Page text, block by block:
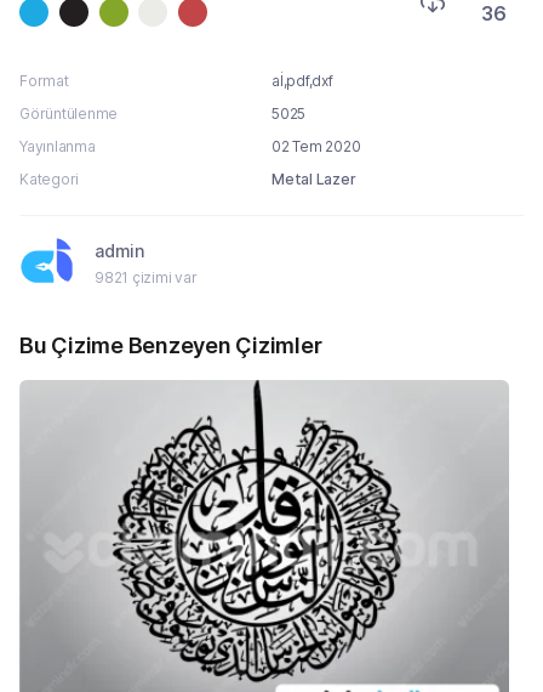
36
Format
aİ,pdf,dxf
Görüntülenme
5025
Yayınlanma
02 Tem 2020
Kategori
Metal Lazer
admin
9821 çizimi var
Bu Çizime Benzeyen Çizimler